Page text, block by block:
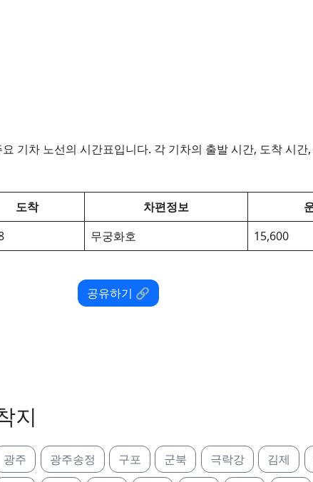
기차 노선의 시간표입니다. 각 기차의 출발 시간, 도착 시간
도착 차편정보
무궁화호 15,600
공유하기 🔗
지
광주 광주송정 구포 군북 극락강 김제